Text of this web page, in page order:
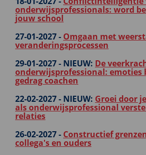
onderwijsprofessionals: word
jouw school
27-01-2027 - Omgaan met
veranderingsprocessen
29-01-2027 - NIEUW: De
onderwijsprofessional: emoties
gedrag coachen
22-02-2027 - NIEUW: Groei door
als onderwijsprofessional
relaties
26-02-2027 - Constructief
collega's en ouders